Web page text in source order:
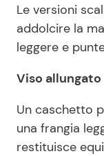
Le versioni
addolcire la
leggere e
Viso allungato
Un caschetto
una frangia
restituisce